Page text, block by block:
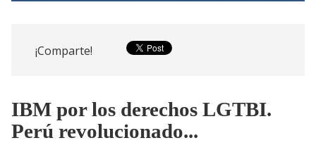
¡Comparte!
IBM por los derechos LGTBI.
Perú revolucionado...